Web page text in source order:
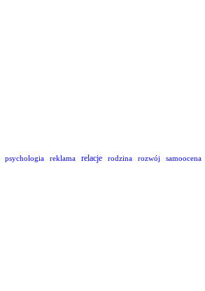
psychologia reklama relacje rodzina rozwój samoocena